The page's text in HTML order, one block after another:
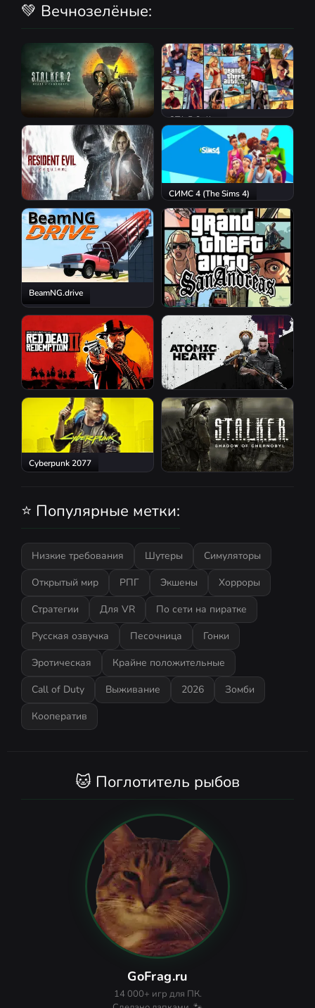
💚 Вечнозелёные:
S.T.A.L.K.E.R. 2: Heart of
Chornobyl
GTA 5 Online
Resident Evil Requiem
СИМС 4 (The Sims 4)
BeamNG.drive
GTA San Andreas
Red Dead Redemption 2 Atomic Heart
Cyberpunk 2077
⭐ Популярные метки:
Низкие требования Шутеры
Симуляторы
Открытый мир
РПГ Экшены
Хорроры
Стратегии
Для VR
По сети на пиратке
Русская озвучка
Песочница
Гонки
Эротическая
Крайне положительные
Call of Duty
Выживание 2026
Зомби
Кооператив
🐱 Поглотитель рыбов
GoFrag.ru
14 000+ игр для ПК.